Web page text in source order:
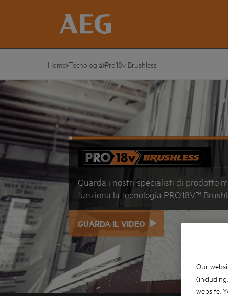
Home Tecnologia Pro18v Brushless
Guarda i nostri specialisti di prodotto
funziona la tecnologia PRO18V™
GUARDA IL VIDEO
Our
website.